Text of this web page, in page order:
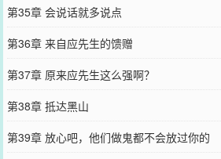
第35章 会说话就多说点
第36章 来自应先生的馈赠
第37章 原来应先生这么强啊？
第38章 抵达黑山
第39章 放心吧，他们做鬼都不会放过你的